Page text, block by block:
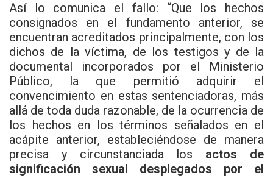
Así lo comunica el fallo: “Que los hechos
consignados en el fundamento anterior, se
encuentran acreditados principalmente, con los
dichos de la víctima, de los testigos y de la
documental incorporados por el Ministerio
Público, la que permitió adquirir el
convencimiento en estas sentenciadoras, más
allá de toda duda razonable, de la ocurrencia de
los hechos en los términos señalados en el
acápite anterior, estableciéndose de manera
precisa y circunstanciada los actos de
significación sexual desplegados por el